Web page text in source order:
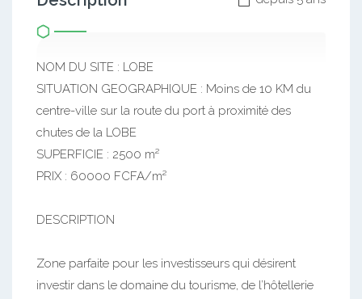
NOM DU SITE : LOBE
SITUATION GEOGRAPHIQUE : Moins de 10 KM du
centre-ville sur la route du port à proximité des
chutes de la LOBE
SUPERFICIE : 2500 m²
PRIX : 60000 FCFA/m²
DESCRIPTION
Zone parfaite pour les investisseurs qui désirent
investir dans le domaine du tourisme, de l’hôtellerie